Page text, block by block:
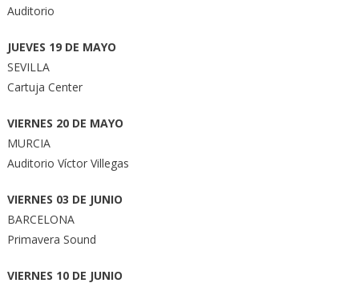
Auditorio
JUEVES 19 DE MAYO
SEVILLA
Cartuja Center
VIERNES 20 DE MAYO
MURCIA
Auditorio Víctor Villegas
VIERNES 03 DE JUNIO
BARCELONA
Primavera Sound
VIERNES 10 DE JUNIO